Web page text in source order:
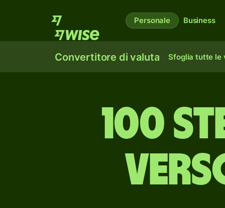
Personale Business
Convertitore di valuta Sfoglia tutte le
100